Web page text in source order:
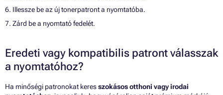
6. Illessze be az új tonerpatront a nyomtatóba.
7. Zárd be a nyomtató fedelét.
Eredeti vagy kompatibilis patront válasszak
a nyomtatóhoz?
Ha minőségi patronokat keresszokásos otthoni vagy irodai